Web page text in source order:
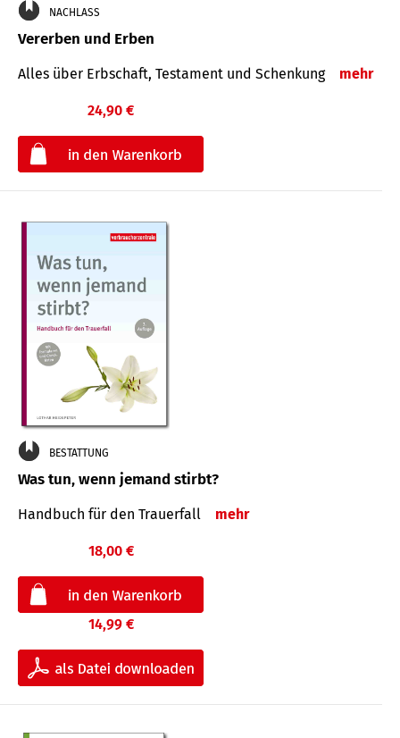
NACHLASS
Vererben und Erben
Alles über Erbschaft, Testament und Schenkung mehr
24,90 €
BESTATTUNG
Was tun, wenn jemand stirbt?
Handbuch für den Trauerfall mehr
18,00 €
14,99 €